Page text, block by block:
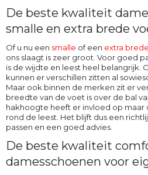
De beste kwaliteit
smalle en extra brede
Of u nu een smalle of een extra
ons slaagt is zeer groot. Voor goed
is de wijdte en leest heel belangrijk.
kunnen er verschillen zitten al
Maar ook binnen de merken zit er
breedte van de voet is over de bal
hakhoogte heeft er invloed op maar
rond de leest. Het blijft dus een
passen en een goed advies.
De beste kwaliteit
damesschoenen voor